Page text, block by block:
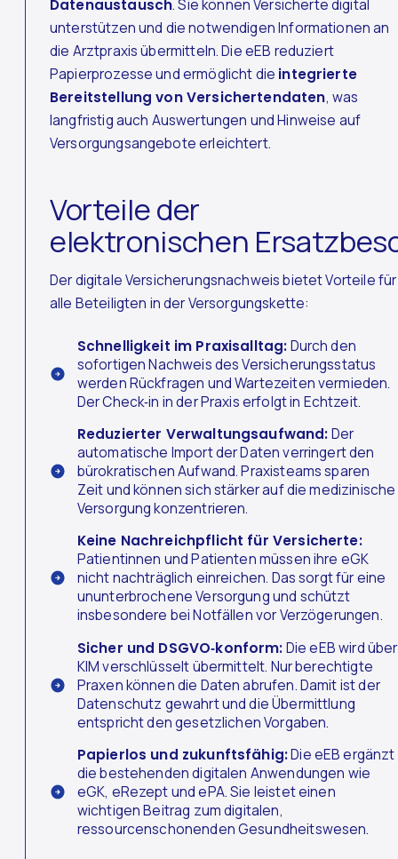
Datenaustausch. Sie können Versicherte digital
unterstützen und die notwendigen Informationen an
die Arztpraxis übermitteln. Die eEB reduziert
Papierprozesse und ermöglicht die integrierte
Bereitstellung von Versichertendaten, was
langfristig auch Auswertungen und Hinweise auf
Versorgungsangebote erleichtert.
Vorteile der
elektronischen
Der digitale Versicherungsnachweis bietet Vorteile für
alle Beteiligten in der Versorgungskette:
Schnelligkeit im Praxisalltag:Durch den
sofortigen Nachweis des Versicherungsstatus
werden Rückfragen und Wartezeiten vermieden.
Der Check‑in in der Praxis erfolgt in Echtzeit.
Reduzierter Verwaltungsaufwand:Der
automatische Import der Daten verringert den
bürokratischen Aufwand. Praxisteams sparen
Zeit und können sich stärker auf die medizinische
Versorgung konzentrieren.
Keine Nachreichpflicht für Versicherte:
Patientinnen und Patienten müssen ihre eGK
nicht nachträglich einreichen. Das sorgt für eine
ununterbrochene Versorgung und schützt
insbesondere bei Notfällen vor Verzögerungen.
Sicher und DSGVO‑konform:Die eEB wird über
KIM verschlüsselt übermittelt. Nur berechtigte
Praxen können die Daten abrufen. Damit ist der
Datenschutz gewahrt und die Übermittlung
entspricht den gesetzlichen Vorgaben.
Papierlos und zukunftsfähig:Die eEB ergänzt
die bestehenden digitalen Anwendungen wie
eGK, eRezept und ePA. Sie leistet einen
wichtigen Beitrag zum digitalen,
ressourcenschonenden Gesundheitswesen.